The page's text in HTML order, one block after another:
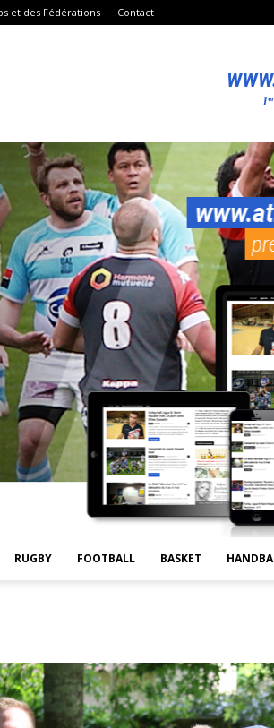
et des Fédérations Contact
RUGBY FOOTBALL BASKET